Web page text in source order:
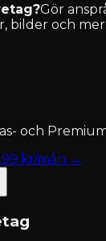
Gör
bilder och mer.
och
kr/mån →